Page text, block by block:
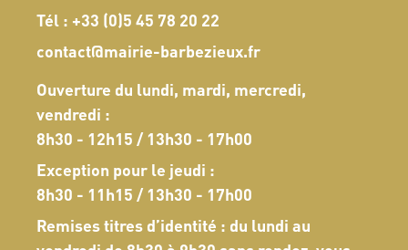
Tél : +33 (0)5 45 78 20 22
contact@mairie-barbezieux.fr
Ouverture du lundi, mardi, mercredi,
vendredi :
8h30 - 12h15 / 13h30 - 17h00
Exception pour le jeudi :
8h30 - 11h15 / 13h30 - 17h00
Remises titres d’identité : du lundi au